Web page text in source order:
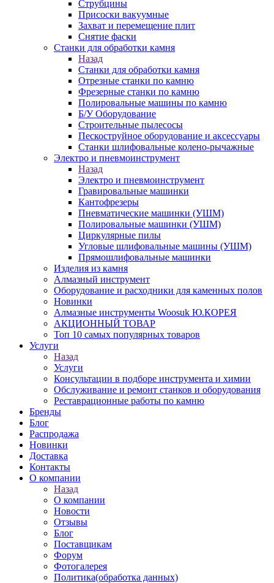
Струбцины
Присоски вакуумные
Захват и перемещение плит
Снятие фаски
Станки для обработки камня
Назад
Станки для обработки камня
Отрезные станки по камню
Фрезерные станки по камню
Полировальные машины по камню
Б/У Оборудование
Строительные пылесосы
Пескоструйное оборудование и аксессуары
Станки шлифовальные колено-рычажные
Электро и пневмоинструмент
Назад
Электро и пневмоинструмент
Гравировальные машинки
Кантофрезеры
Пневматические машинки (УШМ)
Полировальные машинки (УШМ)
Циркулярные пилы
Угловые шлифовальные машины (УШМ)
Прямошлифовальные машинки
Изделия из камня
Алмазный инструмент
Оборудование и расходники для каменных полов
Новинки
Алмазные инструменты Woosuk Ю.КОРЕЯ
АКЦИОННЫЙ ТОВАР
Топ 10 самых популярных товаров
Услуги
Назад
Услуги
Консультации в подборе инструмента и химии
Обслуживание и ремонт станков и оборудования
Реставрационные работы по камню
Бренды
Блог
Распродажа
Новинки
Доставка
Контакты
О компании
Назад
О компании
Новости
Отзывы
Блог
Поставщикам
Форум
Фотогалерея
Политика(обработка данных)